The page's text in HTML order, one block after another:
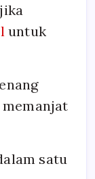
untuk
satu